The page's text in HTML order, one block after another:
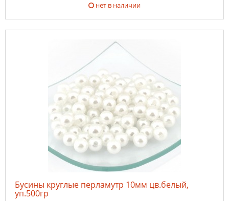
нет в наличии
Бусины круглые перламутр 10мм цв.белый,
уп.500гр